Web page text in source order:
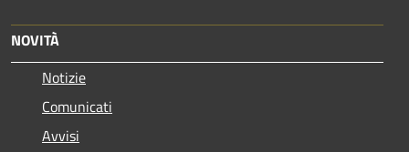
NOVITÀ
Notizie
Comunicati
Avvisi